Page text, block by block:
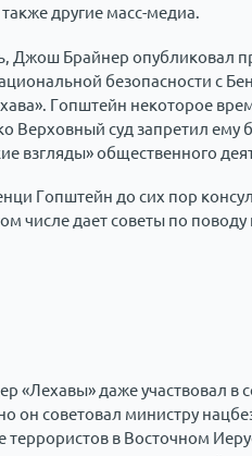
другие масс-медиа.
Джош Брайнер опубликовал
безопасности с
Гопштейн некоторое
Верховный суд запретил ему
взгляды» общественного
Гопштейн до сих пор
числе дает советы по
«Лехавы» даже участвовал в
он советовал министру
террористов в Восточном